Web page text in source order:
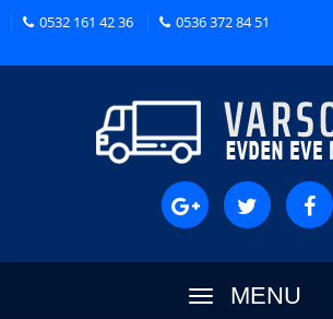
0532 161 42 36 0536 372 84 51
MENU